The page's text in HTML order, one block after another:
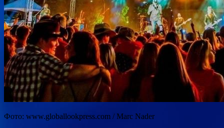
Фото: www.globallookpress.com / Marc Nader